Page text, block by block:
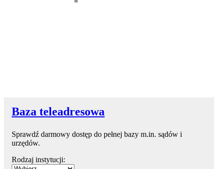
Baza teleadresowa
Sprawdź darmowy dostęp do pełnej bazy m.in. sądów i
urzędów.
Rodzaj instytucji: